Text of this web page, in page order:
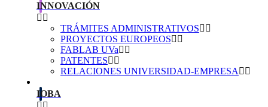
INNOVACIÓN
TRÁMITES ADMINISTRATIVOS
PROYECTOS EUROPEOS
FABLAB UVa
PATENTES
RELACIONES UNIVERSIDAD-EMPRESA
IOBA